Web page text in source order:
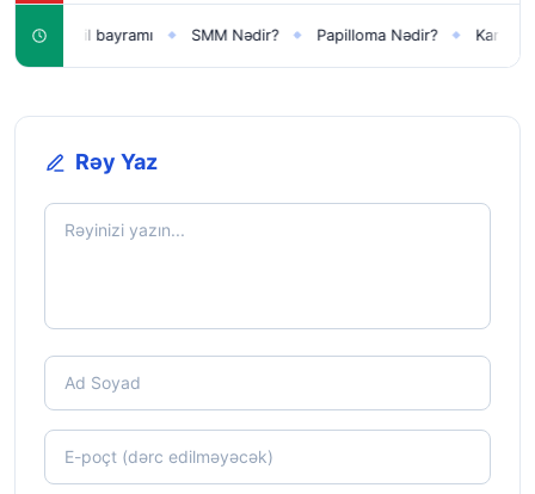
il bayramı ◆ SMM Nədir? ◆ Papilloma Nədir? ◆ Karbonat Nədir?
Rəy Yaz